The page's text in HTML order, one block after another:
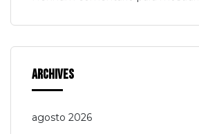
Archives
agosto 2026